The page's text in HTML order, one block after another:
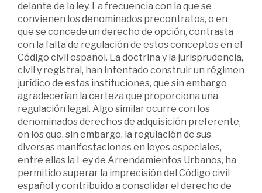
delante de la ley. La frecuencia con la que se
convienen los denominados precontratos, o en
que se concede un derecho de opción, contrasta
con la falta de regulación de estos conceptos en el
Código civil español. La doctrina y la jurisprudencia,
civil y registral, han intentado construir un régimen
jurídico de estas instituciones, que sin embargo
agradecerían la certeza que proporciona una
regulación legal. Algo similar ocurre con los
denominados derechos de adquisición preferente,
en los que, sin embargo, la regulación de sus
diversas manifestaciones en leyes especiales,
entre ellas la Ley de Arrendamientos Urbanos, ha
permitido superar la imprecisión del Código civil
español y contribuido a consolidar el derecho de